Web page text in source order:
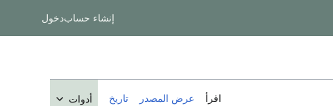
إنشاء حسابدخول
اقرأ عرض المصدر تاريخ أدوات